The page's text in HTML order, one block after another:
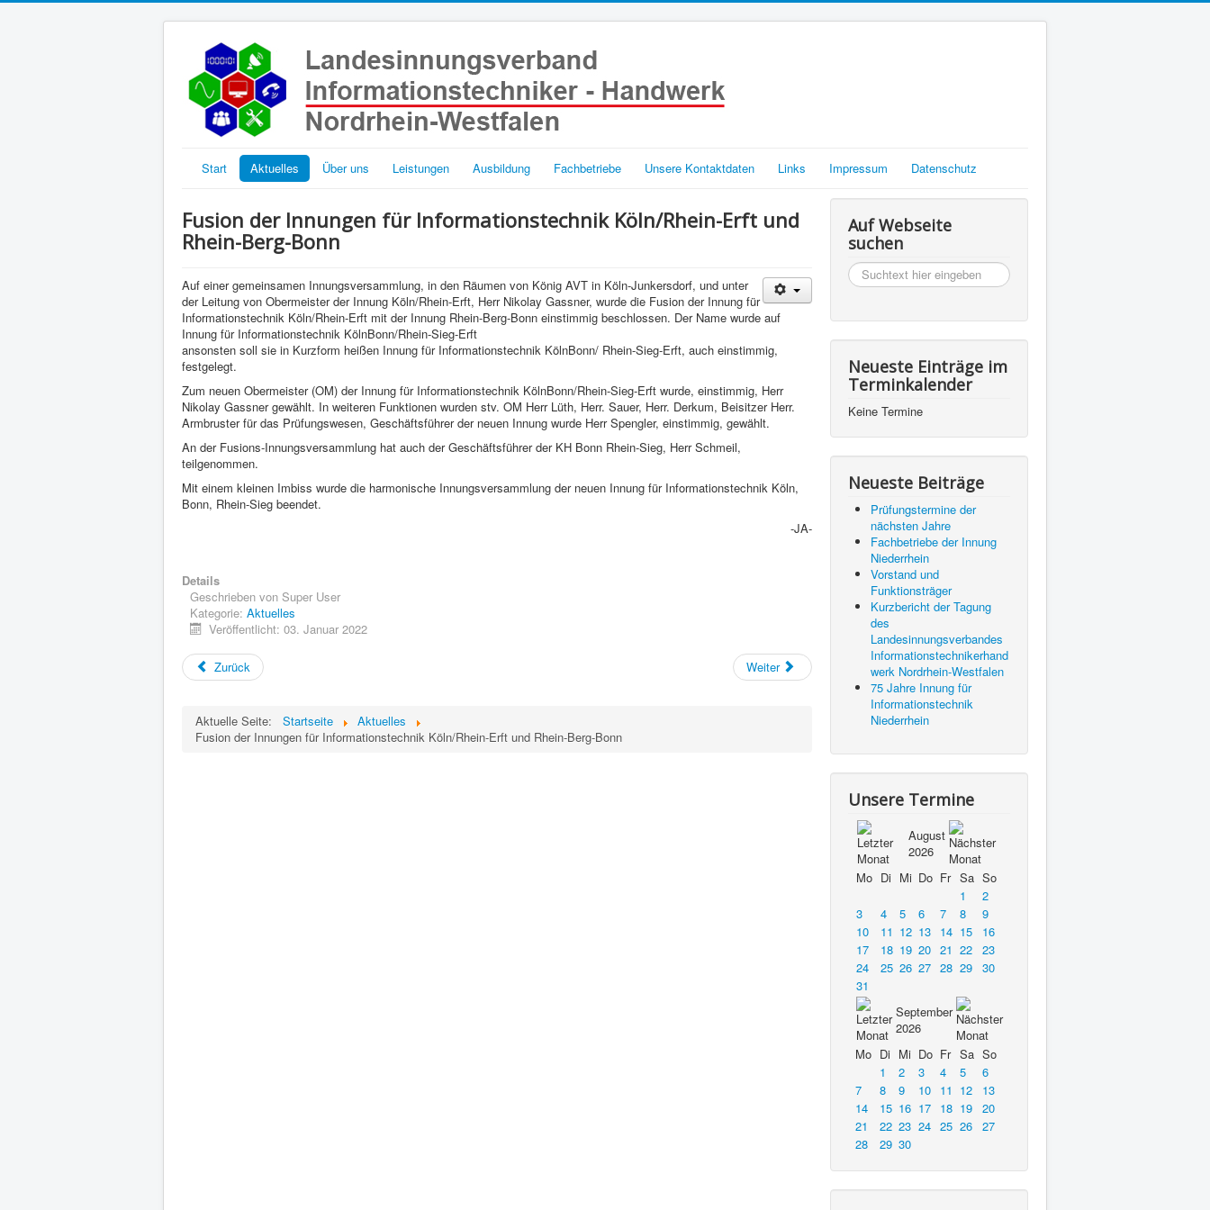
Start Aktuelles Über uns Leistungen Ausbildung Fachbetriebe Unsere Kontaktdaten Links Impressum Datenschutz
Fusion der Innungen für Informationstechnik Köln/Rhein-Erft und
Rhein-Berg-Bonn
Auf einer gemeinsamen Innungsversammlung, in den Räumen von König AVT in Köln-Junkersdorf, und unter
der Leitung von Obermeister der Innung Köln/Rhein-Erft, Herr Nikolay Gassner, wurde die Fusion der Innung für
Informationstechnik Köln/Rhein-Erft mit der Innung Rhein-Berg-Bonn einstimmig beschlossen. Der Name wurde auf
Innung für Informationstechnik KölnBonn/Rhein-Sieg-Erft
ansonsten soll sie in Kurzform heißen Innung für Informationstechnik KölnBonn/ Rhein-Sieg-Erft, auch einstimmig,
festgelegt.
Zum neuen Obermeister (OM) der Innung für Informationstechnik KölnBonn/Rhein-Sieg-Erft wurde, einstimmig, Herr
Nikolay Gassner gewählt. In weiteren Funktionen wurden stv. OM Herr Lüth, Herr. Sauer, Herr. Derkum, Beisitzer Herr.
Armbruster für das Prüfungswesen, Geschäftsführer der neuen Innung wurde Herr Spengler, einstimmig, gewählt.
An der Fusions-Innungsversammlung hat auch der Geschäftsführer der KH Bonn Rhein-Sieg, Herr Schmeil,
teilgenommen.
Mit einem kleinen Imbiss wurde die harmonische Innungsversammlung der neuen Innung für Informationstechnik Köln,
Bonn, Rhein-Sieg beendet.
-JA-
Details
Geschrieben von Super User
Kategorie: Aktuelles
Veröffentlicht: 03. Januar 2022
Zurück Weiter
Aktuelle Seite: Startseite
Aktuelles
Fusion der Innungen für Informationstechnik Köln/Rhein-Erft und Rhein-Berg-Bonn
Auf Webseite
suchen
suchen
Neueste Einträge im
Terminkalender
Keine Termine
Neueste Beiträge
Prüfungstermine der
nächsten Jahre
Fachbetriebe der Innung
Niederrhein
Vorstand und
Funktionsträger
Kurzbericht der Tagung
des
Landesinnungsverbandes
Informationstechnikerhand
werk Nordrhein-Westfalen
75 Jahre Innung für
Informationstechnik
Niederrhein
Unsere Termine
August
2026
Mo Di Mi Do Fr Sa So
1
2
3
4 5 6 7 8
9
10
11 12 13 14 15
16
17
18 19 20 21 22
23
24
25 26 27 28 29
30
31
September
2026
Mo Di Mi Do Fr Sa So
1
2 3 4 5
6
7
8 9 10 11 12
13
14
15 16 17 18 19
20
21
22 23 24 25 26
27
28
29 30